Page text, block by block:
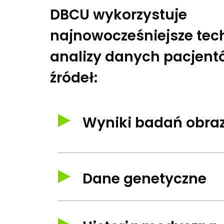
DBCU wykorzystuje
najnowocześniejsze
analizy danych
źródeł:
Wyniki badań
consectetur velit, eget dignissim nibh.
Dane genetyczne